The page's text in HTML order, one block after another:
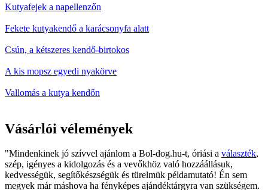
Kutyafejek a napellenzőn
Fekete kutyakendő a karácsonyfa alatt
Csún, a kétszeres kendő-birtokos
A kis mopsz egyedi nyakörve
Vallomás a kutya kendőn
Vásárlói vélemények
"Mindenkinek jó szívvel ajánlom a Bol-dog.hu-t, óriási a választék,
szép, igényes a kidolgozás és a vevőkhöz való hozzáállásuk,
kedvességük, segítőkészségük és türelmük példamutató! Én sem
megyek már máshova ha fényképes ajándéktárgyra van szükségem.